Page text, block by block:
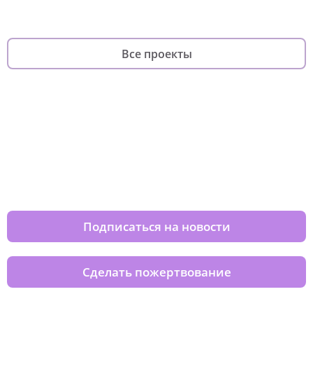
Все проекты
Подписаться на новости
Сделать пожертвование